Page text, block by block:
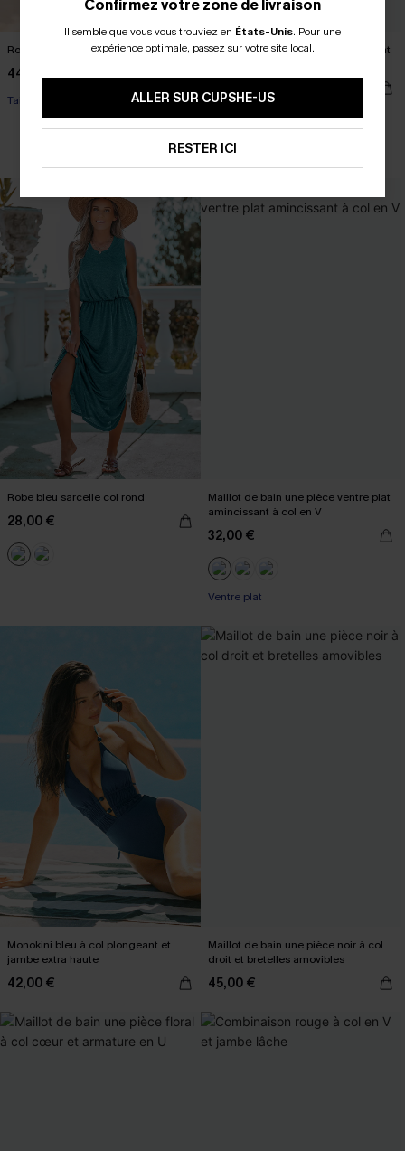
Robe ornée col V sans manches
44,00 €
Taille haute
Maillot de bain une pièce ventre plat
Ventre plat
Robe bleu sarcelle col rond
28,00 €
Maillot de bain une pièce ventre plat
amincissant à col en V
32,00 €
Ventre plat
Monokini bleu à col plongeant et
jambe extra haute
42,00 €
Maillot de bain une pièce noir à col
droit et bretelles amovibles
45,00 €
Confirmez votre zone de livraison
Il semble que vous vous trouviez en États-Unis. Pour une
expérience optimale, passez sur votre site local.
ALLER SUR CUPSHE-US
RESTER ICI